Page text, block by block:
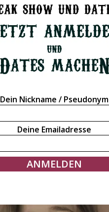
Dein Nickname / Pseudonym
Deine Emailadresse